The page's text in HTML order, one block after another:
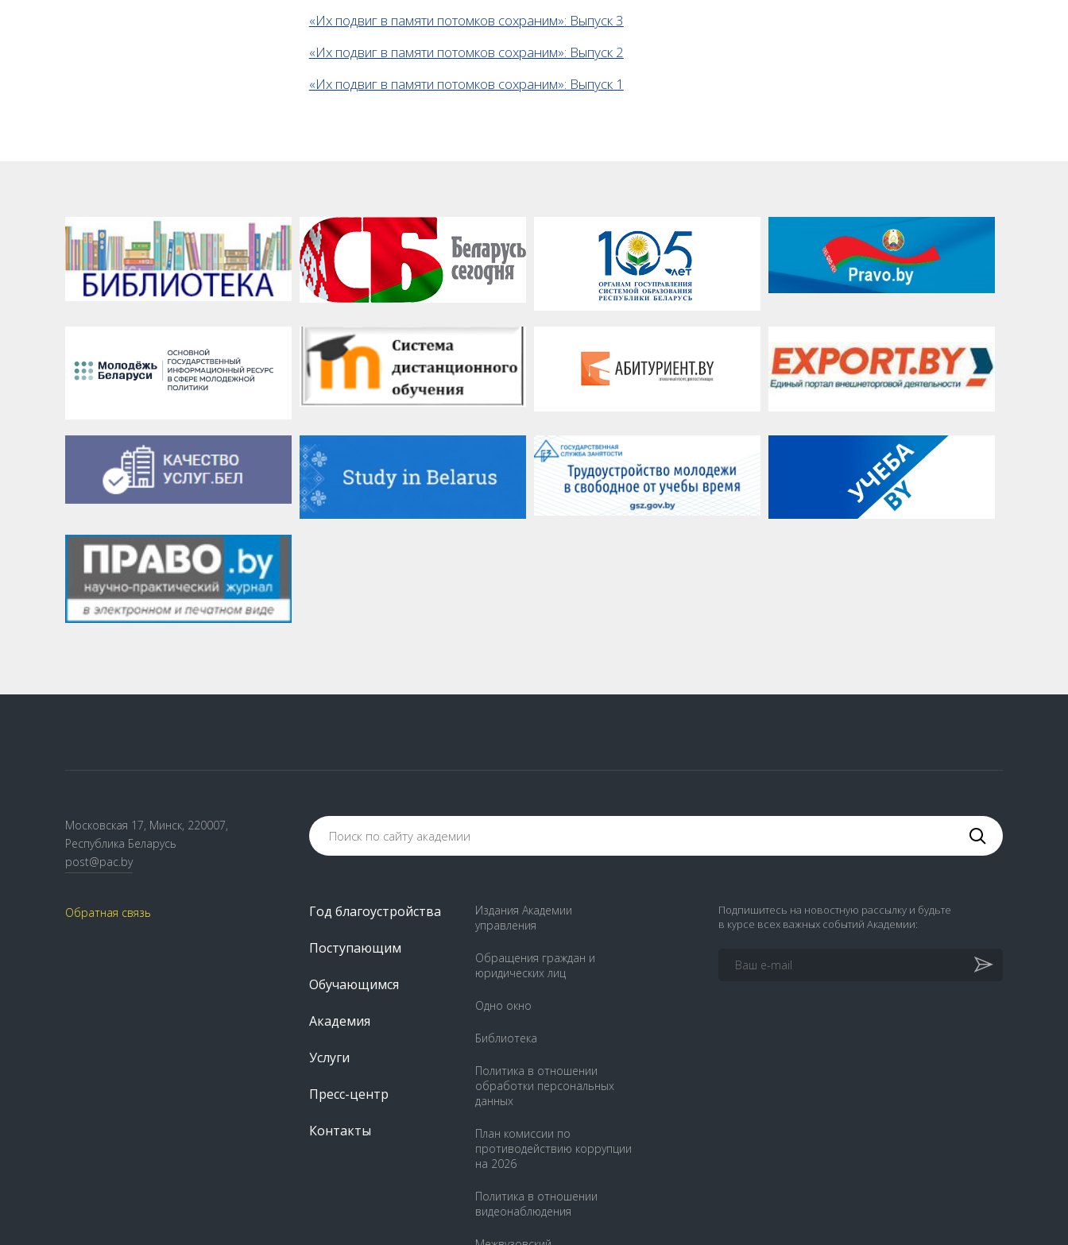
«Их подвиг в памяти потомков сохраним»: Выпуск 3
«Их подвиг в памяти потомков сохраним»: Выпуск 2
«Их подвиг в памяти потомков сохраним»: Выпуск 1
Московская 17, Минск, 220007,
Республика Беларусь
post@pac.by
Обратная связь Год благоустройства
Поступающим
Обучающимся
Академия
Услуги
Пресс-центр
Контакты
Издания Академии
управления
Обращения граждан и
юридических лиц
Одно окно
Библиотека
Политика в отношении
обработки персональных
данных
План комиссии по
противодействию коррупции
на 2026
Политика в отношении
видеонаблюдения
Подпишитесь на новостную рассылку и будьте
в курсе всех важных событий Академии: